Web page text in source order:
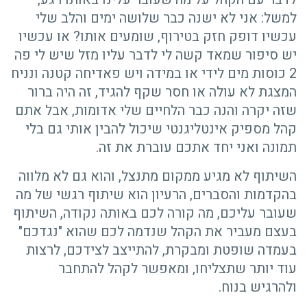
למשל: אני לא ישנה כבר שלושה ימים והלב שלי
עכשיו דופק חזק בטירוף, שומעים אותו? או עכשיו
יש סיפור שמאד קשה לי לדבר עליו מזל שיש לי פה
2 כוסות מים לידי או במידה ויש פאדיחה קטנה ונניח
המצגת לא עולה או חסר שקף להגיד, זה היה ברור
שזה יקרה והנה כבר הלחיים שלי אדומות, אבל אתם
קהל מספיק אינטליגנטי שיכול להבין אותי גם בלי
תמונה ואני יחד אתכם עוברת את זה.
השיתוף לא מגיע ממקום מתנצל, והוא גם לא מלווה
בהקדמות והסברים, הרעיון הוא שיתוף רגשי של מה
שעובר עליכם, מה קורה לכם באותה נקודה, השיתוף
בעצם מעביר את הקהל שנדמה לכם שהוא "נגדכם"
בעמדה שופטת ומבקרת, להתייצב לצידכם, לרצות
עוד יותר שתצליחו, ומאפשר לקהל להתחבר
ולהרגיש בנוח.